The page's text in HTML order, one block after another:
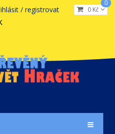
0 Kč
0
/ registrovat